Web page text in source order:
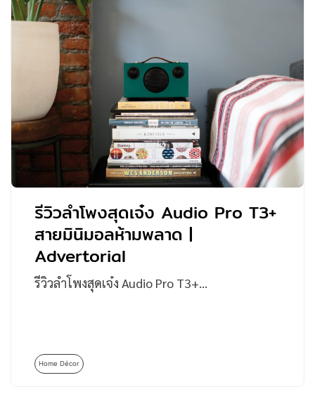
รีวิวลำโพงสุดเจ๋ง Audio Pro T3+
สายมินิมอลห้ามพลาด |
Advertorial
รีวิวลำโพงสุดเจ๋ง Audio Pro T3+…
Home Décor